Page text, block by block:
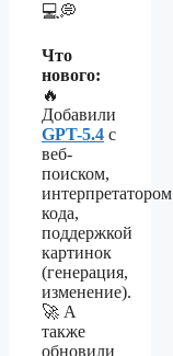
💻💭
Что
нового:
🔥
Добавили
GPT-5.4 с
веб-
поиском,
интерпретатором
кода,
поддержкой
картинок
(генерация,
изменение).
🚀 А
также
обновили